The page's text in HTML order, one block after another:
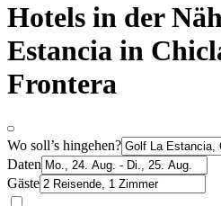
Hotels in der
Estancia in
Frontera
Wo soll’s hingehen?
Daten
Gäste